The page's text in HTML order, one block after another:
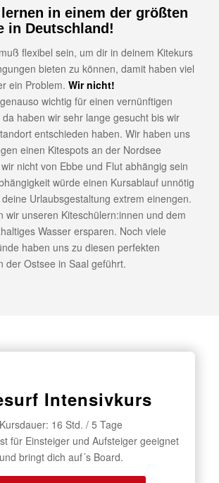
in einem der größten
in Deutschland!
flexibel sein, um dir in deinem Kitekurs
bieten zu können, damit haben viel
ein Problem. Wir nicht!
wichtig für einen vernünftigen
haben wir sehr lange gesucht bis wir
entschieden haben. Wir haben uns
einen Kitespots an der Nordsee
nicht von Ebbe und Flut abhängig sein
würde einen Kursablauf unnötig
Urlaubsgestaltung extrem einengen.
wir unseren Kiteschülern:innen und dem
Wasser ersparen. Noch viele
haben uns zu diesen perfekten
der Ostsee in Saal geführt.
Intensivkurs
Kursdauer: 16 Std. / 5 Tage
für Einsteiger und Aufsteiger geeignet
und bringt dich auf´s Board.